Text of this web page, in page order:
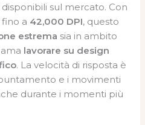
disponibili sul mercato. Con
a 42,000 DPI, questo
estrema sia in ambito
lavorare su design
. La velocità di risposta è
e i movimenti
durante i momenti più